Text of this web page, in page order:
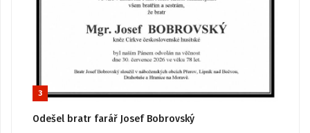
3
Odešel bratr farář Josef Bobrovský